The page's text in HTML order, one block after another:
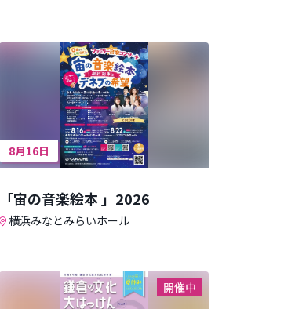
8月16日
「宙の音楽絵本 」2026
横浜みなとみらいホール
開催中